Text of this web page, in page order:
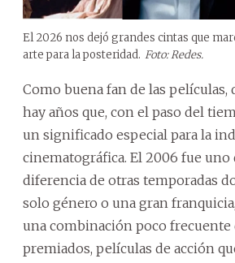
El 2026 nos dejó grandes cintas que
arte para la posteridad. Foto: Redes.
Como buena fan de las películas,
hay años que, con el paso del
un significado especial para la
cinematográfica. El 2006 fue uno
diferencia de otras temporadas
solo género o una gran
una combinación poco frecuente
premiados, películas de acción